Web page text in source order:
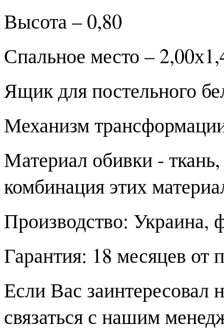
Высота – 0,80
Спальное место –
Ящик для постельного
Механизм
Материал обивки -
комбинация этих
Производство: Украина,
Гарантия: 18 месяцев от
Если Вас
связаться с нашим